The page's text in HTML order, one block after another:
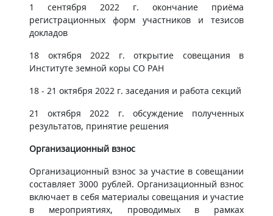
1 сентября 2022 г. окончание приёма
регистрационных форм участников и тезисов
докладов
18 октября 2022 г. открытие совещания в
Институте земной коры СО РАН
18 - 21 октября 2022 г. заседания и работа секций
21 октября 2022 г. обсуждение полученных
результатов, принятие решения
Организационный взнос
Организационный взнос за участие в совещании
составляет 3000 рублей. Организационный взнос
включает в себя материалы совещания и участие
в мероприятиях, проводимых в рамках